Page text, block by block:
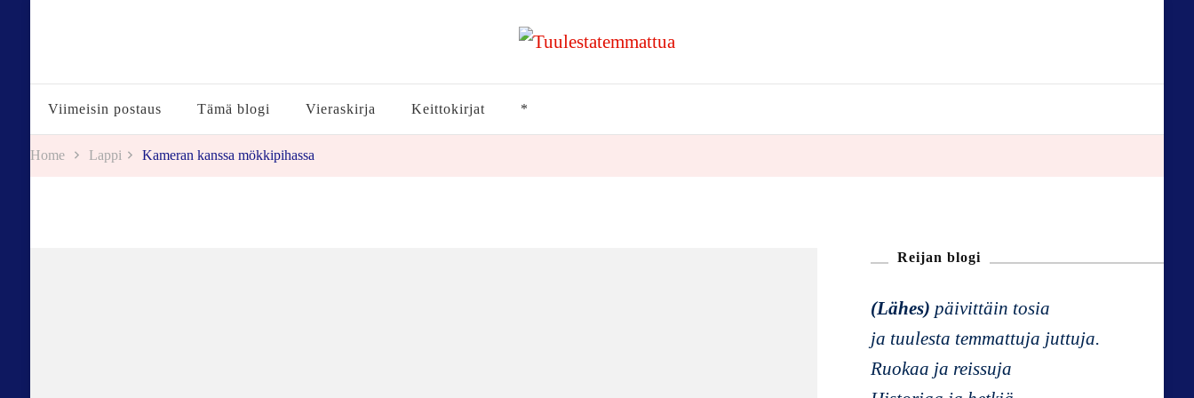
Tuulestatemmattua
Viimeisin postaus Tämä blogi Vieraskirja Keittokirjat *
Home Lappi Kameran kanssa mökkipihassa
Reijan blogi
(Lähes) päivittäin tosia
ja tuulesta temmattuja juttuja.
Ruokaa ja reissuja